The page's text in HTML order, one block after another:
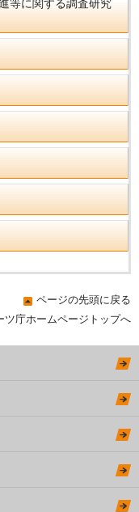
等に関する調査研究
ページの先頭に戻る
ツ庁ホームページトップへ